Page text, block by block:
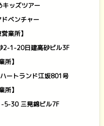
ッズツアー
ベンチャー
業所】
2-1-20日建高砂ビル3F
所】
ートランド江坂801号
所】
5-30 三晃錦ビル7F